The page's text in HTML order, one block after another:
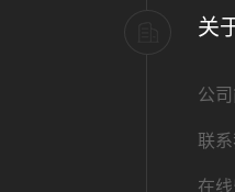
关
公
联
在